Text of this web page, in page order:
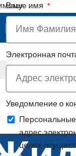
Ваш
Ваше имя
Электронная
Уведомление о
адрес
целях